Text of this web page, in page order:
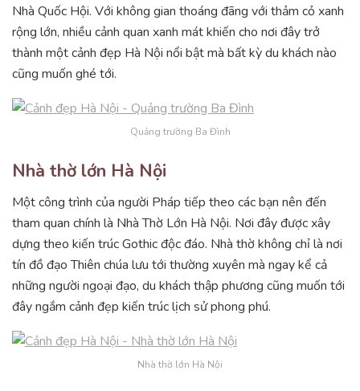
Nhà Quốc Hội. Với không gian thoáng đãng với thảm cỏ xanh
rộng lớn, nhiều cảnh quan xanh mát khiến cho nơi đây trở
thành một cảnh đẹp Hà Nội nổi bật mà bất kỳ du khách nào
cũng muốn ghé tới.
Quảng trường Ba Đình
Nhà thờ lớn Hà Nội
Một công trình của người Pháp tiếp theo các bạn nên đến
tham quan chính là Nhà Thờ Lớn Hà Nội. Nơi đây được xây
dựng theo kiến trúc Gothic độc đáo. Nhà thờ không chỉ là nơi
tín đồ đạo Thiên chúa lưu tới thường xuyên mà ngay kể cả
những người ngoại đạo, du khách thập phương cũng muốn tới
đây ngắm cảnh đẹp kiến trúc lịch sử phong phú.
Nhà thờ lớn Hà Nội